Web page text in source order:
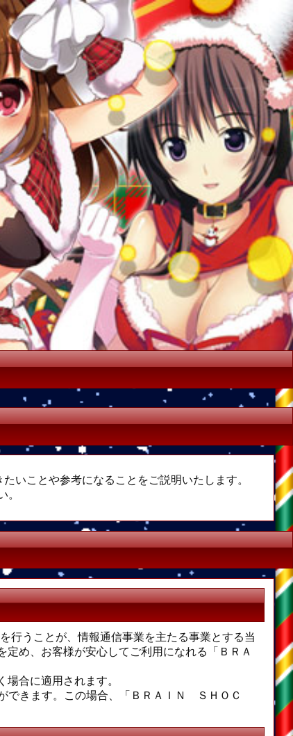
いことや参考になることをご説明いたします。
。
行うことが、情報通信事業を主たる事業とする当
め、お客様が安心してご利用になれる「ＢＲＡ
合に適用されます。
できます。この場合、「ＢＲＡＩＮ ＳＨＯＣ